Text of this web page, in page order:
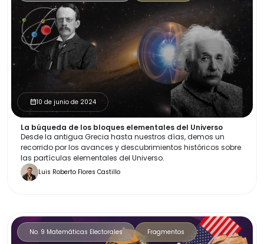
calendar_month10 de junio de 2024
La búqueda de los bloques elementales del Universo
Desde la antigua Grecia hasta nuestros días, demos un
recorrido por los avances y descubrimientos históricos sobre
las partículas elementales del Universo.
Luis Roberto Flores Castillo
No. 9 Matemáticas Electorales Fragmentos